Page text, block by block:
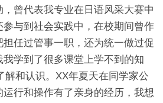
曾代表我专业在日语风采大赛中
与到社会实践中，在校期间曾作
任过管事一职，还为统一做过促
学到了很多课堂上学不到的知
解和认识。XX年夏天在同学家公
行和操作有了亲身的经历，我想